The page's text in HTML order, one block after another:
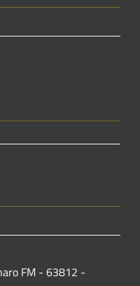
FM - 63812 -